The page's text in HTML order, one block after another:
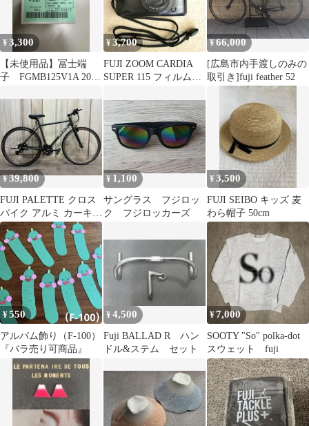
¥3,300
【未使用品】冨士端
子 FGMB125V1A 200
¥3,700
FUJI ZOOM CARDIA
SUPER 115 フィルムカ
¥66,000
[広島市内手渡しのみの
取引き]fuji feather 52
¥39,800
FUJI PALETTE クロス
バイク アルミ カーキ
軽量 街乗り 通勤 通学
¥ 1,100
サングラス フジロッ
ク フジロッカーズ
¥3,500
FUJI SEIBO キッズ 麦
わら帽子 50cm
¥550
アルバム飾り（F-100）
『バラ売り可商品』
¥4,500
Fuji BALLAD R ハン
ドル&ステム セット
¥7,000
SOOTY "So" polka-dot
スウェット fuji